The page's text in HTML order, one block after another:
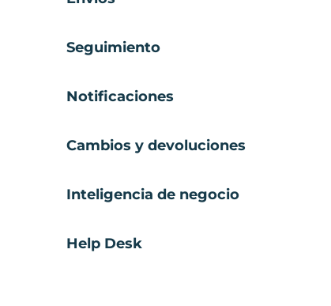
Seguimiento
Notificaciones
Cambios y devoluciones
Inteligencia de negocio
Help Desk